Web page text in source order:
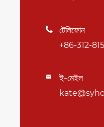
 টেলিফোন
+86-312-
 ই-মেইল